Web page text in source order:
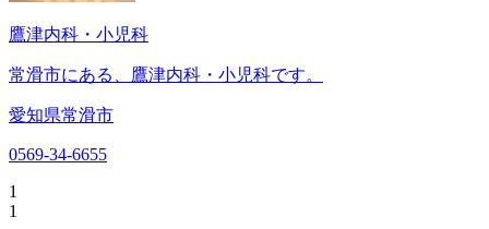
鷹津内科・小児科
常滑市にある、鷹津内科・小児科です。
愛知県常滑市
0569-34-6655
1
1